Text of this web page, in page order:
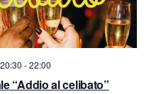
z
i
o
-22:00
“Addio al celibato”